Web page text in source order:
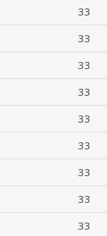
33
33
33
33
33
33
33
33
33